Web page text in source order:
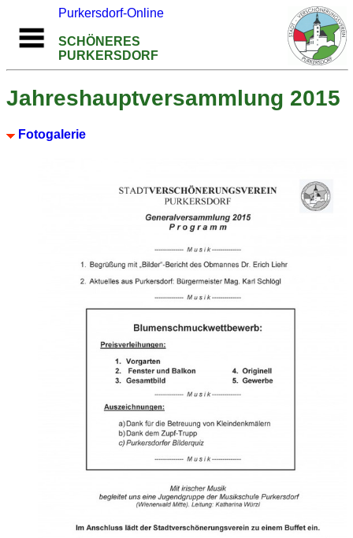
Purkersdorf-Online
SCHÖNERES
PURKERSDORF
Jahreshauptversammlung 2015
Fotogalerie